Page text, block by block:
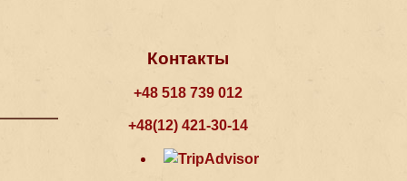
Контакты
+48 518 739 012
+48(12) 421-30-14